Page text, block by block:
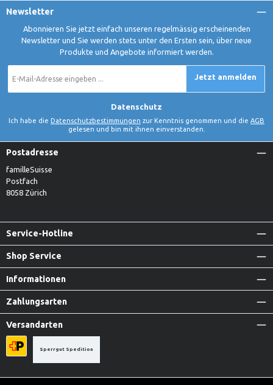
Newsletter
Abonnieren Sie jetzt einfach unseren regelmässig erscheinenden
Newsletter und Sie werden stets unter den Ersten sein, über neue
Produkte und Angebote informiert werden.
Mail-
Jetzt anmelden
Datenschutz
Ich habe die Datenschutzbestimmungen zur Kenntnis genommen und die AGB
gelesen und bin mit ihnen einverstanden.
Postadresse
familleSuisse
Postfach
8058 Zürich
Service-Hotline
Shop Service
Informationen
Zahlungsarten
Versandarten
Priority A-Post
Sperrgut Spedition